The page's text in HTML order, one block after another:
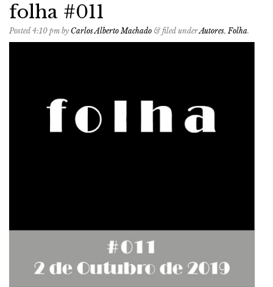
folha #011
Posted 4:10 pm by Carlos Alberto Machado & filed underAutores,Folha.